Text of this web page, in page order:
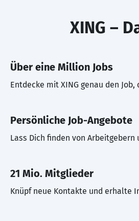
XING –
Über eine Million Jobs
Entdecke mit XING genau den
Persönliche Job-Angebote
Lass Dich finden von Arbeitgebern
21 Mio. Mitglieder
Knüpf neue Kontakte und erhalte